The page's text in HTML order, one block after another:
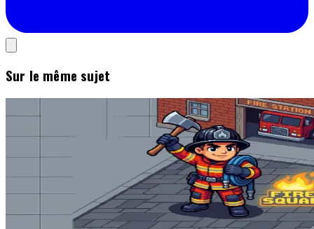
Sur le même sujet